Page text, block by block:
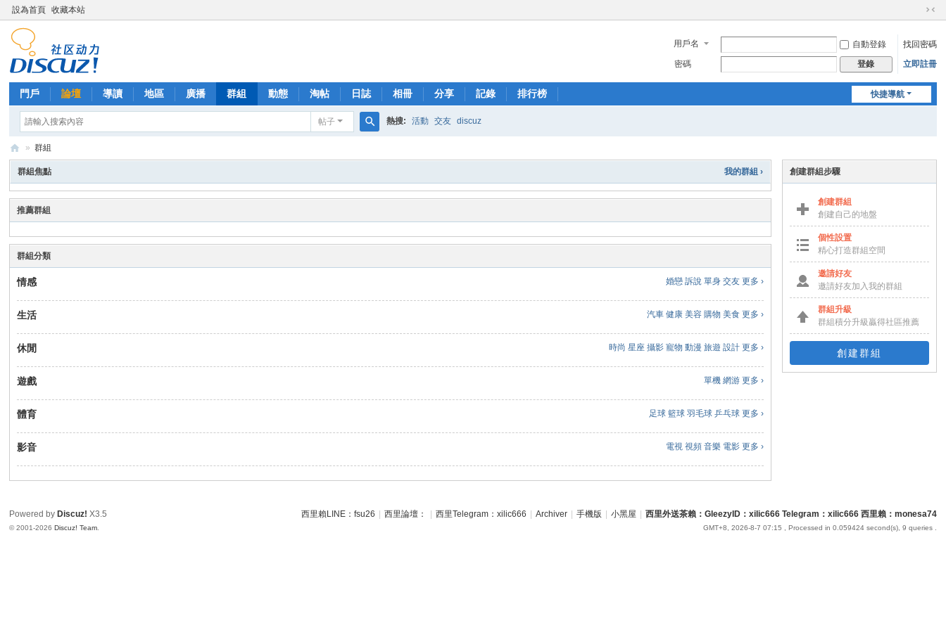
設為首頁 收藏本站
切
到
窄
用戶名 自動登錄
找回密碼
密碼
登錄 立即註冊
快捷導航
門戶 論壇 導讀 地區 廣播 群組 動態 淘帖 日誌 相冊 分享 記錄 排行榜
帖子
索
熱搜: 活動 交友 discuz
西
里
外
茶
» 群組
我的群組 ›
群組焦點
推薦群組
群組分類
婚戀 訴說 單身 交友 更多 ›
情感
汽車 健康 美容 購物 美食 更多 ›
生活
時尚 星座 攝影 寵物 動漫 旅遊 設計 更多 ›
休閒
單機 網游 更多 ›
遊戲
足球 籃球 羽毛球 乒乓球 更多 ›
體育
電視 視頻 音樂 電影 更多 ›
影音
創建群組步驟
創建群組
創建自己的地盤
個性設置
精心打造群組空間
邀請好友
邀請好友加入我的群組
群組升級
群組積分升級贏得社區推薦
創建群組
西里賴LINE：fsu26 西里論壇： 西里Telegram：xilic666 Archiver 手機版 小黑屋 西里外送茶賴：GleezyID：xilic666 Telegram：xilic666 西里賴：monesa74
GMT+8, 2026-8-7 07:15 , Processed in 0.059424 second(s), 9 queries .
Powered by Discuz! X3.5
© 2001-2026Discuz! Team